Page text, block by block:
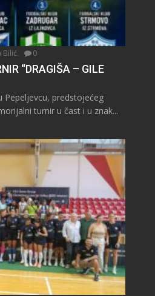
Bilić 0
“DRAGIŠA – GILE
Pepeljevcu, predstojećeg
turnir u čast i u znak...